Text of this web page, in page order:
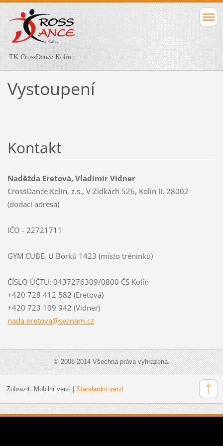
TK CrossDance Kolín
Vystoupení
Kontakt
Naděžda Eretová, Vladimír Vidner
CrossDance Kolín, z.s., V Zídkách 526, Kolín II, 28002
(dodací adresa)
IČO - 22721711
GYM CUBE, U Borků 1423 (místo tréninků)
ČÍSLO ÚČTU: 0437276309/0800 ČS Kolín
+420 728 412 582 (Eretová)
+420 723 109 942 (Vidner)
nada.eretova@seznam.cz
© 2008-2014 Všechna práva vyhrazena.
Zobrazit: Mobilní verzi Standardní verzi